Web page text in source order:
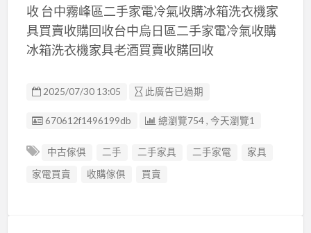
收 台中霧峰區二手家電冷氣收購冰箱洗衣機家
具買賣收購回收台中烏日區二手家電冷氣收購
冰箱洗衣機家具老酒買賣收購回收
2025/07/30 13:05 此廣告已過期
廣告编號
670612f1496199db 總瀏覽754 , 今天瀏覽1
中古傢俱 二手 二手家具 二手家電
家具
家電買賣
收購傢俱 買賣